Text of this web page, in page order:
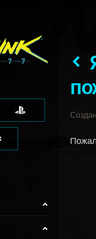
Я хочу